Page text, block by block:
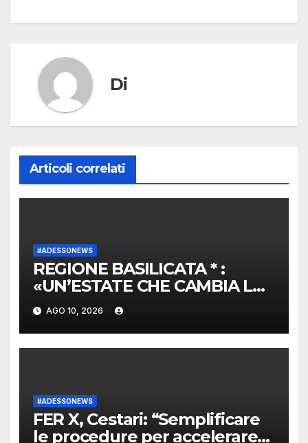
Di
Articoli correlati
#ADESSONEWS
REGIONE BASILICATA * :
«UN’ESTATE CHE CAMBIA LA
VITA: “BASILICATA FOR ALL
2.0”» – Agenzia giornalistica
Opinione. Notizie da Italia
AGO 10, 2026
#ADESSONEWS
FER X, Cestari: “Semplificare
le procedure per accelerare